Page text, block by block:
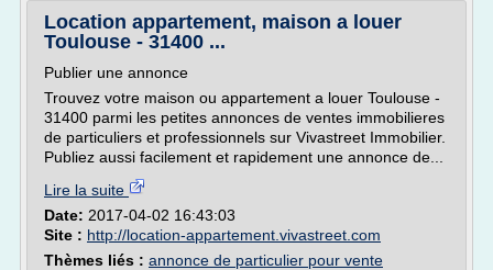
Location appartement, maison a louer
Toulouse - 31400 ...
Publier une annonce
Trouvez votre maison ou appartement a louer Toulouse -
31400 parmi les petites annonces de ventes immobilieres
de particuliers et professionnels sur Vivastreet Immobilier.
Publiez aussi facilement et rapidement une annonce de...
Lire la suite
Date: 2017-04-02 16:43:03
Site : http://location-appartement.vivastreet.com
Thèmes liés : annonce de particulier pour vente